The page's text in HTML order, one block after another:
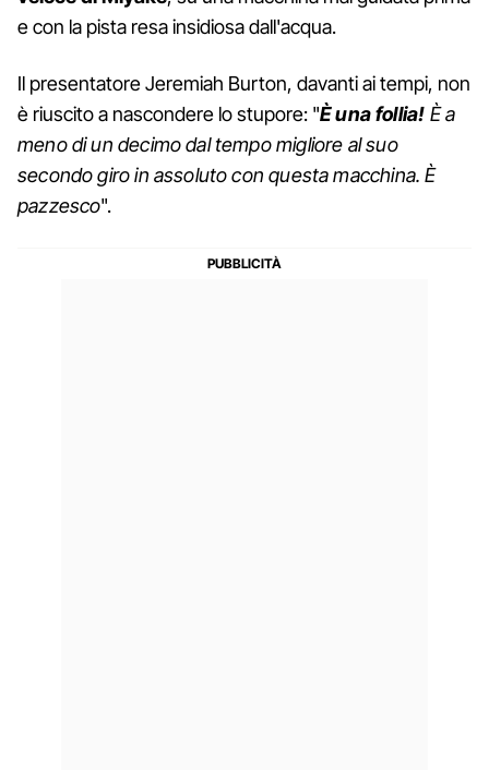
e con la pista resa insidiosa dall'acqua.
Il presentatore Jeremiah Burton, davanti ai tempi, non
è riuscito a nascondere lo stupore: "È una follia! È a
meno di un decimo dal tempo migliore al suo
secondo giro in assoluto con questa macchina. È
pazzesco".